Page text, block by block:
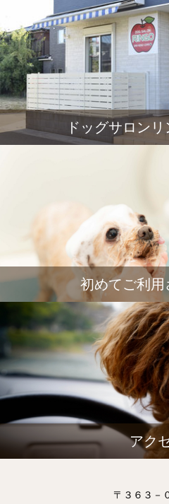
ドッグサロン
初めてご利用
アク
〒３６３－